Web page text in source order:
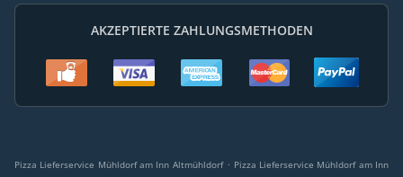
AKZEPTIERTE ZAHLUNGSMETHODEN
Pizza Lieferservice Mühldorf am Inn Altmühldorf . Pizza Lieferservice Mühldorf am Inn